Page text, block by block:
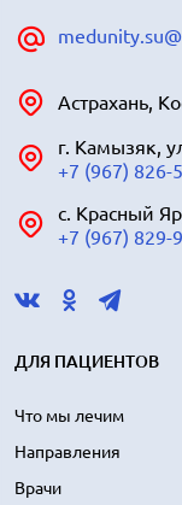
Астрахань,
г. Камызяк,
+7 (967) 826-
с. Красный
+7 (967) 829-
ДЛЯ ПАЦИЕНТОВ
Что мы лечим
Направления
Врачи